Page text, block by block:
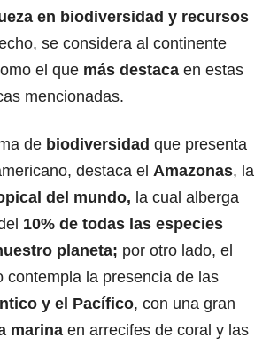
en biodiversidad y recursos
se considera al continente
el que más destaca en estas
mencionadas.
de biodiversidad que presenta
destaca el Amazonas, la
del mundo, la cual alberga
10% de todas las especies
planeta; por otro lado, el
contempla la presencia de las
y el Pacífico, con una gran
marina en arrecifes de coral y las